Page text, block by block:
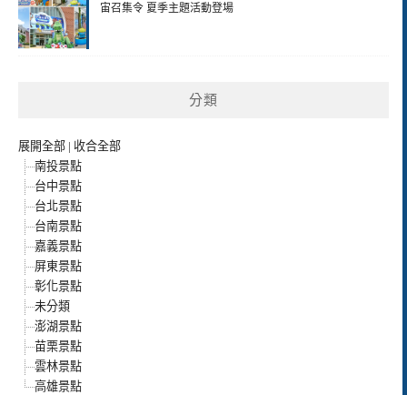
宙召集令 夏季主題活動登場
分類
展開全部 | 收合全部
南投景點
台中景點
台北景點
台南景點
嘉義景點
屏東景點
彰化景點
未分類
澎湖景點
苗栗景點
雲林景點
高雄景點